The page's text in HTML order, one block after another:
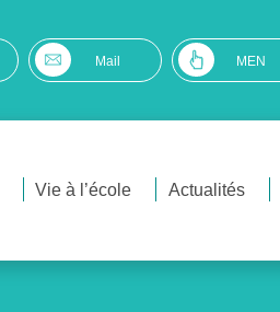
Mail MEN
Vie à l’école Actualités